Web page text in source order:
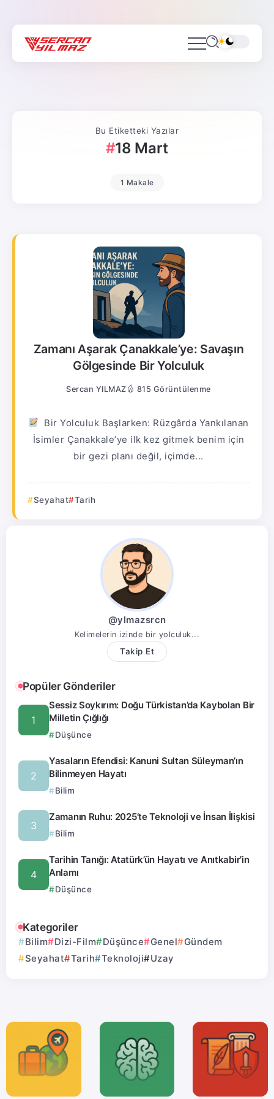
Bu Etiketteki Yazılar
18 Mart
1 Makale
Zamanı Aşarak Çanakkale’ye: Savaşın
Gölgesinde Bir Yolculuk
Sercan YILMAZ 815 Görüntülenme
Bir Yolculuk Başlarken: Rüzgârda Yankılanan
İsimler Çanakkale’ye ilk kez gitmek benim için
bir gezi planı değil, içimde...
Seyahat Tarih
@ylmazsrcn
Kelimelerin izinde bir yolculuk...
Takip Et
Popüler Gönderiler
Sessiz Soykırım: Doğu Türkistan’da Kaybolan Bir
Milletin Çığlığı
Düşünce
Yasaların Efendisi: Kanuni Sultan Süleyman’ın
Bilinmeyen Hayatı
Bilim
Zamanın Ruhu: 2025’te Teknoloji ve İnsan İlişkisi
Bilim
Tarihin Tanığı: Atatürk’ün Hayatı ve Anıtkabir’in
Anlamı
Düşünce
Kategoriler
Bilim Dizi-Film Düşünce Genel
Gündem
Seyahat
Tarih Teknoloji Uzay